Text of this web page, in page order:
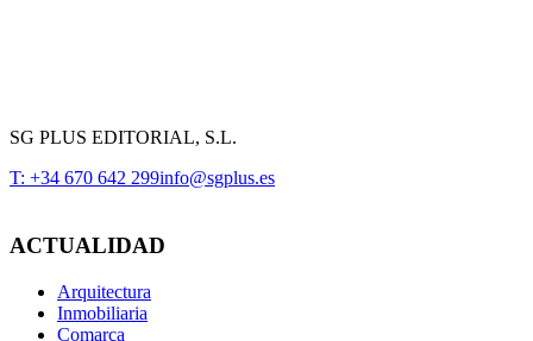
SG PLUS EDITORIAL, S.L.
T: +34 670 642 299info@sgplus.es
ACTUALIDAD
Arquitectura
Inmobiliaria
Comarca